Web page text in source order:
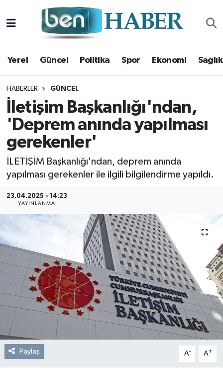
Yerel Güncel Politika Spor Ekonomi Sağlık
HABERLER GÜNCEL
İletişim Başkanlığı'ndan,
'Deprem anında yapılması
gerekenler'
İLETİŞİM Başkanlığı'ndan, deprem anında
yapılması gerekenler ile ilgili bilgilendirme yapıldı.
23.04.2025 - 14:23
YAYINLANMA
Paylaş A- A+
Yerel
Güncel
Politika
Spor
Ekonomi
Sağlık
Kültür Sanat
Resmi Reklam
Röportajlar
Hava Durumu
Trafik Durumu
Süper Lig Puan Durumu ve Fikstür
Tüm Manşetler
Son Dakika Haberleri
Haber Arşivi